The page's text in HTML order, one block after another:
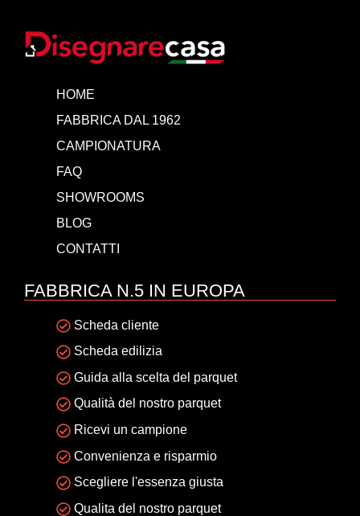
HOME
FABBRICA DAL 1962
CAMPIONATURA
FAQ
SHOWROOMS
BLOG
CONTATTI
FABBRICA N.5 IN EUROPA
Scheda cliente
Scheda edilizia
Guida alla scelta del parquet
Qualità del nostro parquet
Ricevi un campione
Convenienza e risparmio
Scegliere l'essenza giusta
Qualita del nostro parquet